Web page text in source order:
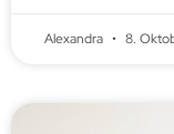
Alexandra 8.